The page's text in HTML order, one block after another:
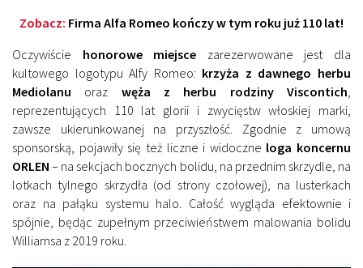
Zobacz: Firma Alfa Romeo kończy w tym roku już 110 lat!
Oczywiście honorowe miejsce zarezerwowane jest dla
kultowego logotypu Alfy Romeo: krzyża z dawnego herbu
Mediolanu oraz węża z herbu rodziny Viscontich,
reprezentujących 110 lat glorii i zwycięstw włoskiej marki,
zawsze ukierunkowanej na przyszłość. Zgodnie z umową
sponsorską, pojawiły się też liczne i widoczne loga koncernu
ORLEN – na sekcjach bocznych bolidu, na przednim skrzydle, na
lotkach tylnego skrzydła (od strony czołowej), na lusterkach
oraz na pałąku systemu halo. Całość wygląda efektownie i
spójnie, będąc zupełnym przeciwieństwem malowania bolidu
Williamsa z 2019 roku.